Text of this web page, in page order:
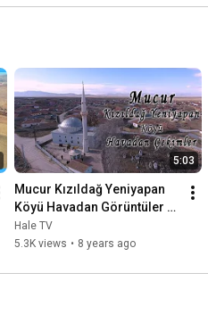
5:03
Mucur Kızıldağ Yeniyapan
Köyü Havadan Görüntüler
4K UHD
Hale TV
5.3K views • 8 years ago